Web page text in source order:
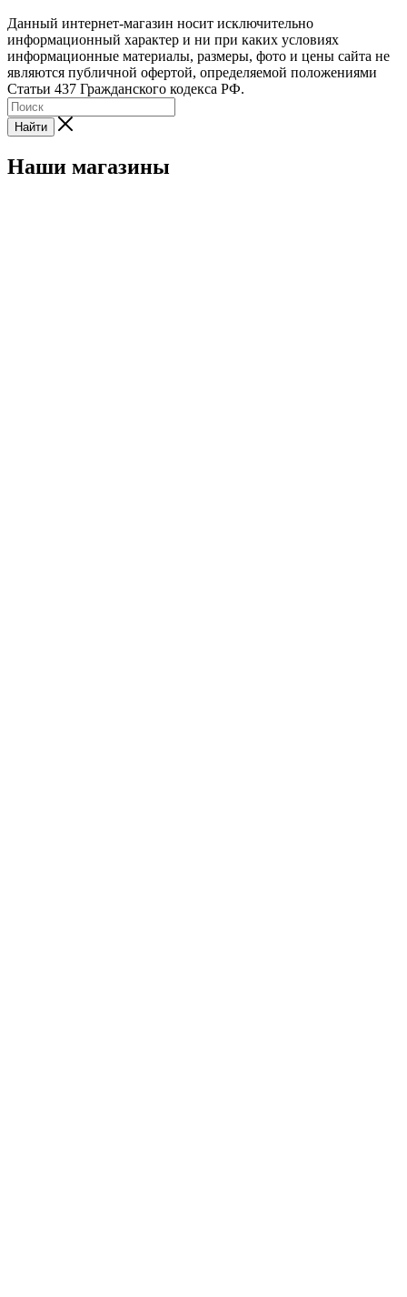
Данный интернет-магазин носит исключительно
информационный характер и ни при каких условиях
информационные материалы, размеры, фото и цены сайта не
являются публичной офертой, определяемой положениями
Статьи 437 Гражданского кодекса РФ.
Найти
Наши магазины